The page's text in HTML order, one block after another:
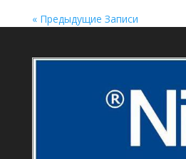
« Предыдущие Записи